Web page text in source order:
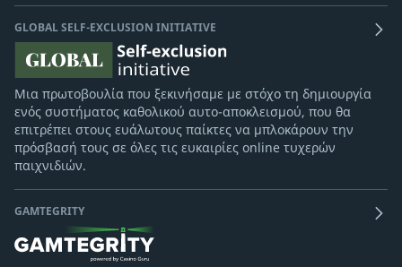
GLOBAL SELF-EXCLUSION INITIATIVE
Μια πρωτοβουλία που ξεκινήσαμε με στόχο τη δημιουργία
ενός συστήματος καθολικού αυτο-αποκλεισμού, που θα
επιτρέπει στους ευάλωτους παίκτες να μπλοκάρουν την
πρόσβασή τους σε όλες τις ευκαιρίες online τυχερών
παιχνιδιών.
GAMTEGRITY